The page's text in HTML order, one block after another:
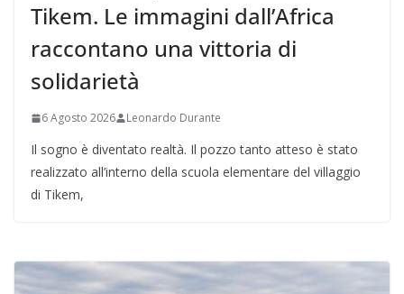
Tikem. Le immagini dall’Africa
raccontano una vittoria di
solidarietà
6 Agosto 2026 Leonardo Durante
Il sogno è diventato realtà. Il pozzo tanto atteso è stato
realizzato all’interno della scuola elementare del villaggio
di Tikem,